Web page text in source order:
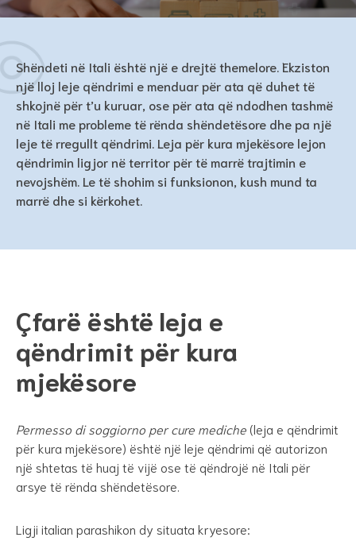
Shëndeti në Itali është një e drejtë themelore. Ekziston
një lloj leje qëndrimi e menduar për ata që duhet të
shkojnë për t’u kuruar, ose për ata që ndodhen tashmë
në Itali me probleme të rënda shëndetësore dhe pa një
leje të rregullt qëndrimi. Leja për kura mjekësore lejon
qëndrimin ligjor në territor për të marrë trajtimin e
nevojshëm. Le të shohim si funksionon, kush mund ta
marrë dhe si kërkohet.
Çfarë është leja e
qëndrimit për kura
mjekësore
Permesso di soggiorno per cure mediche(leja e qëndrimit
për kura mjekësore) është një leje qëndrimi që autorizon
një shtetas të huaj të vijë ose të qëndrojë në Itali për
arsye të rënda shëndetësore.
Ligji italian parashikon dy situata kryesore: